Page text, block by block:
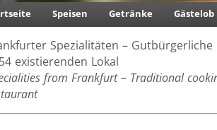
Speisen Getränke Gästelob
Spezialitäten –
existierenden Lokal
from Frankfurt – Traditional